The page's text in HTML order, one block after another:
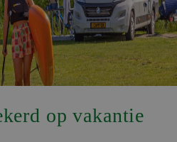
KAMPEERNIEUWS
WERKEN BIJ ACSI
op vakantie